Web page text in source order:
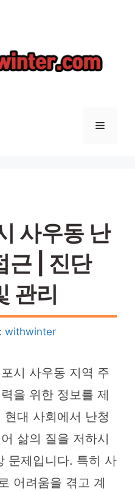
메
사우동 난
근 | 진단
관리
withwinter
시 사우동 지역 주
을 위한 정보를 제
대 사회에서 난청
삶의 질을 저하시
문제입니다. 특히 사
어려움을 겪고 계